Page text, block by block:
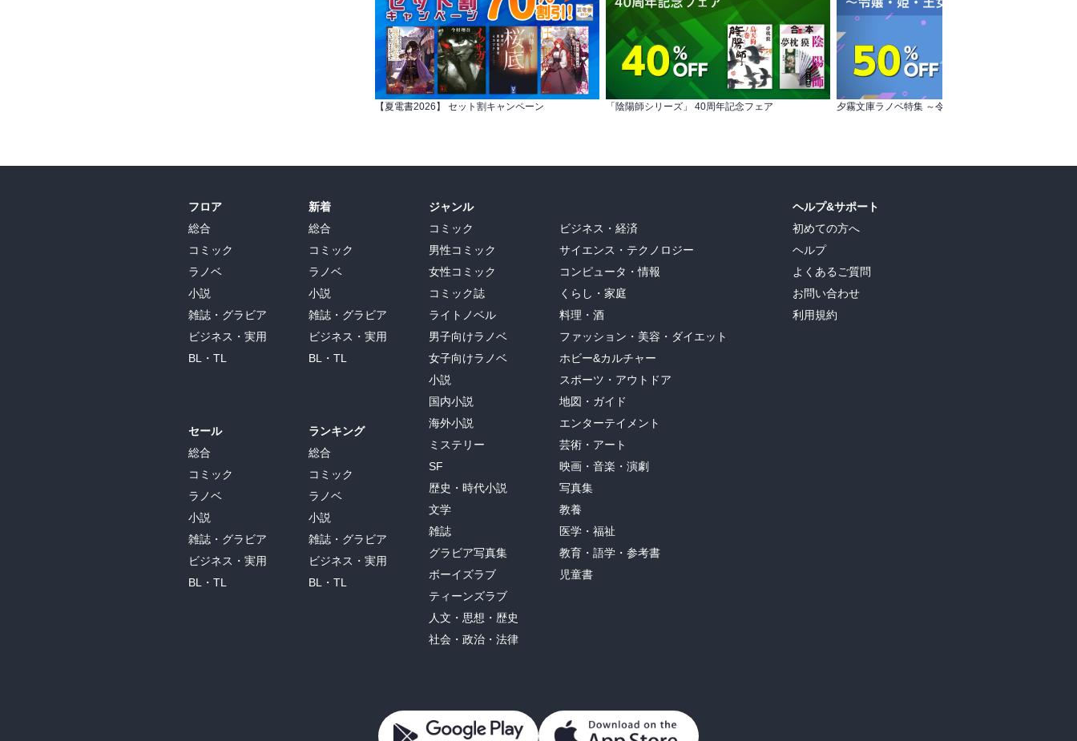
【夏電書2026】 セット割キャンペーン 「陰陽師シリーズ」 40周年記念フェア 夕霧文庫ラノベ特集 ～令嬢・姫・王女編～
フロア
総合
コミック
ラノベ
小説
雑誌・グラビア
ビジネス・実用
BL・TL
セール
総合
コミック
ラノベ
小説
雑誌・グラビア
ビジネス・実用
BL・TL
新着
総合
コミック
ラノベ
小説
雑誌・グラビア
ビジネス・実用
BL・TL
ランキング
総合
コミック
ラノベ
小説
雑誌・グラビア
ビジネス・実用
BL・TL
ジャンル
コミック
男性コミック
女性コミック
コミック誌
ライトノベル
男子向けラノベ
女子向けラノベ
小説
国内小説
海外小説
ミステリー
SF
歴史・時代小説
文学
雑誌
グラビア写真集
ボーイズラブ
ティーンズラブ
人文・思想・歴史
社会・政治・法律
ビジネス・経済
サイエンス・テクノロジー
コンピュータ・情報
くらし・家庭
料理・酒
ファッション・美容・ダイエット
ホビー&カルチャー
スポーツ・アウトドア
地図・ガイド
エンターテイメント
芸術・アート
映画・音楽・演劇
写真集
教養
医学・福祉
教育・語学・参考書
児童書
ヘルプ&サポート
初めての方へ
ヘルプ
よくあるご質問
お問い合わせ
利用規約